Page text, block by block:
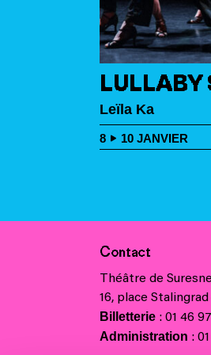
LULLABY
Leïla Ka
8 10JANVIER
Contact
Théâtre de
16, place Stalingrad
Billetterie : 01 46
Administration :